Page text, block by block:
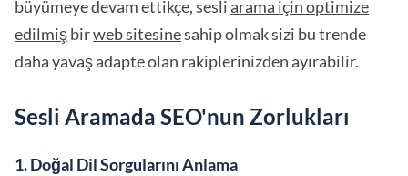
büyümeye devam ettikçe, sesli arama için optimize
edilmişbirweb sitesinesahip olmak sizi bu trende
daha yavaş adapte olan rakiplerinizden ayırabilir.
Sesli Aramada SEO'nun Zorlukları
1. Doğal Dil Sorgularını Anlama